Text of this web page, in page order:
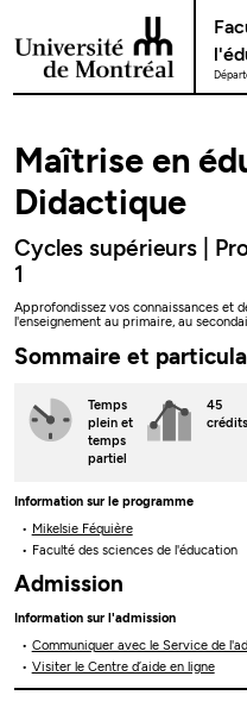
Passer au contenu
Maîtrise en
Didactique
Cycles supérieurs |
1
Approfondissez vos connaissances et
l'enseignement au primaire, au
Sommaire et
Temps
plein et
temps
partiel
45
crédits
Information sur le programme
Mikelsie Féquière
Faculté des sciences de l'éducation
Admission
Information sur l'admission
Communiquer avec le Service de
Visiter le Centre d’aide en ligne